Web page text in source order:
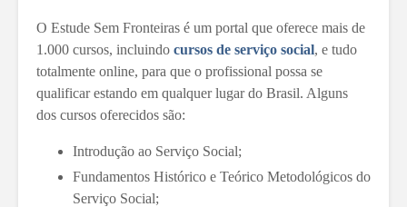
O Estude Sem Fronteiras é um portal que oferece mais de
1.000 cursos, incluindo cursos de serviço social, e tudo
totalmente online, para que o profissional possa se
qualificar estando em qualquer lugar do Brasil. Alguns
dos cursos oferecidos são:
Introdução ao Serviço Social;
Fundamentos Histórico e Teórico Metodológicos do
Serviço Social;